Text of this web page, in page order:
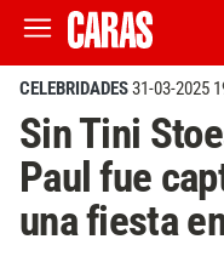
CELEBRIDADES31-03-2025
Sin Tini
Paul fue
una fiesta